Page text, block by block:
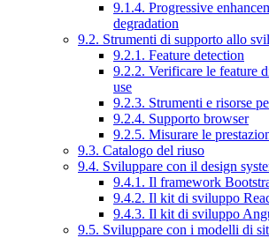
9.1.4. Progressive
degradation
9.2. Strumenti di supporto allo
9.2.1. Feature detection
9.2.2. Verificare le feature
use
9.2.3. Strumenti e risorse
9.2.4. Supporto browser
9.2.5. Misurare le
9.3. Catalogo del riuso
9.4. Sviluppare con il design
9.4.1. Il framework
9.4.2. Il kit di sviluppo
9.4.3. Il kit di sviluppo
9.5. Sviluppare con i modelli di